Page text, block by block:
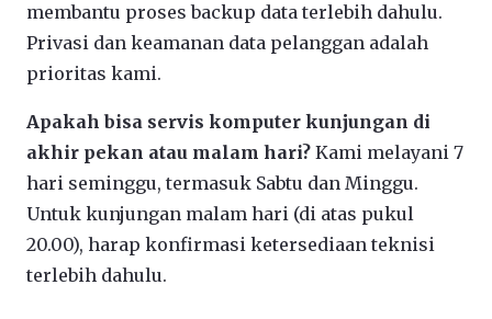
membantu proses backup data terlebih dahulu.
Privasi dan keamanan data pelanggan adalah
prioritas kami.
Apakah bisa servis komputer kunjungan di
akhir pekan atau malam hari? Kami melayani 7
hari seminggu, termasuk Sabtu dan Minggu.
Untuk kunjungan malam hari (di atas pukul
20.00), harap konfirmasi ketersediaan teknisi
terlebih dahulu.